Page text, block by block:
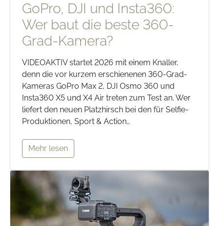
GoPro, DJI und Insta360:
Wer baut die beste 360-
Grad-Kamera?
VIDEOAKTIV startet 2026 mit einem Knaller,
denn die vor kurzem erschienenen 360-Grad-
Kameras GoPro Max 2, DJI Osmo 360 und
Insta360 X5 und X4 Air treten zum Test an. Wer
liefert den neuen Platzhirsch bei den für Selfie-
Produktionen, Sport & Action…
Mehr lesen